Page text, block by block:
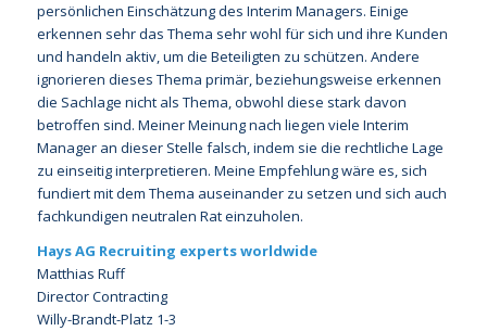
persönlichen Einschätzung des Interim Managers. Einige
erkennen sehr das Thema sehr wohl für sich und ihre Kunden
und handeln aktiv, um die Beteiligten zu schützen. Andere
ignorieren dieses Thema primär, beziehungsweise erkennen
die Sachlage nicht als Thema, obwohl diese stark davon
betroffen sind. Meiner Meinung nach liegen viele Interim
Manager an dieser Stelle falsch, indem sie die rechtliche Lage
zu einseitig interpretieren. Meine Empfehlung wäre es, sich
fundiert mit dem Thema auseinander zu setzen und sich auch
fachkundigen neutralen Rat einzuholen.
Hays AG Recruiting experts worldwide
Matthias Ruff
Director Contracting
Willy-Brandt-Platz 1-3